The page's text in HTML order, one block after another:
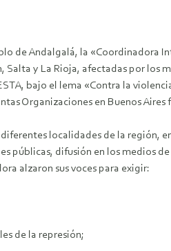
de Andalgalá, la «Coordinadora
Salta y La Rioja, afectadas por
bajo el lema «Contra la
Organizaciones en Buenos Aires
localidades de la región,
públicas, difusión en los medios
alzaron sus voces para exigir:
de la represión;